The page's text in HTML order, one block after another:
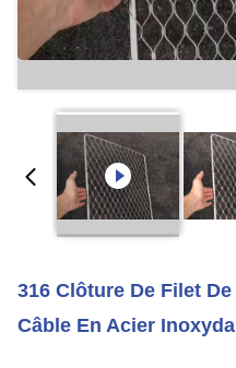
316 Clôture De Filet
Câble En Acier